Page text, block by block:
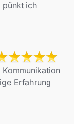
pünktlich
Erfahrung